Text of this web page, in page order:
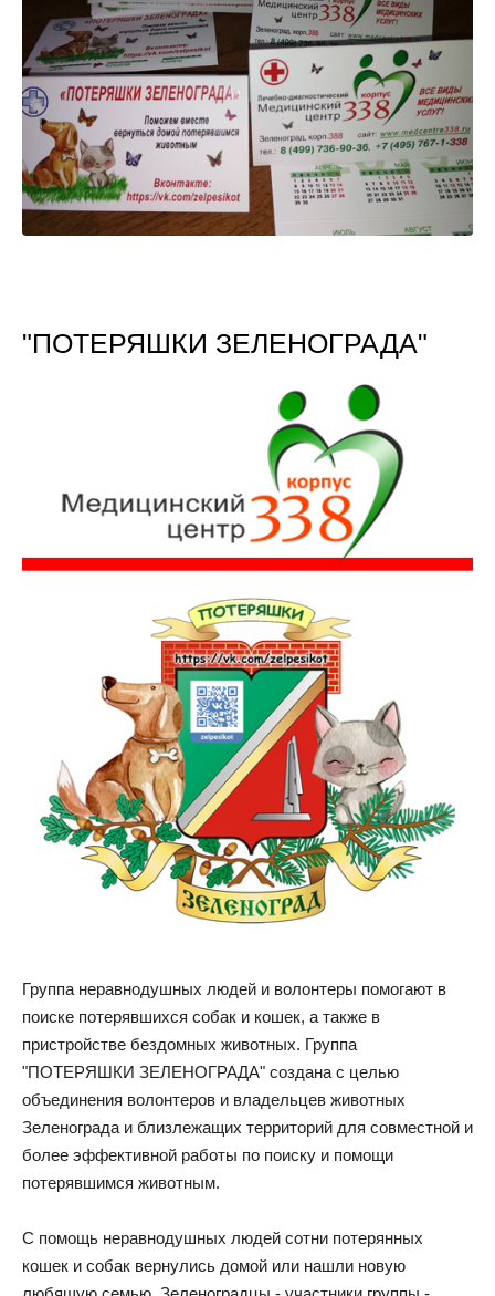
"ПОТЕРЯШКИ ЗЕЛЕНОГРАДА"
Группа неравнодушных людей и волонтеры помогают в
поиске потерявшихся собак и кошек, а также в
пристройстве бездомных животных. Группа
"ПОТЕРЯШКИ ЗЕЛЕНОГРАДА" создана с целью
объединения волонтеров и владельцев животных
Зеленограда и близлежащих территорий для совместной и
более эффективной работы по поиску и помощи
потерявшимся животным.
С помощь неравнодушных людей сотни потерянных
кошек и собак вернулись домой или нашли новую